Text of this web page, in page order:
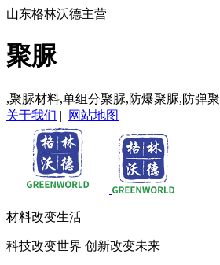
山东格林沃德主营
聚脲
,聚脲材料,单组分聚脲,防爆聚脲,防弹
关于我们 | 网站地图
材料改变生活
科技改变世界 创新改变未来